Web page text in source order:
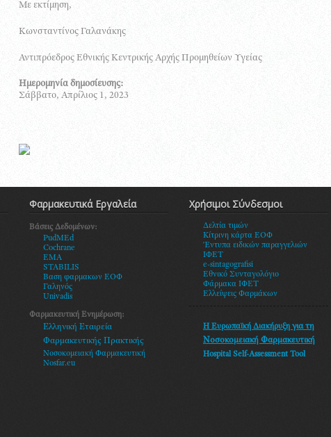
Με εκτίμηση,
Κωνσταντίνος Γαλανάκης
Αντιπρόεδρος Εθνικής Κεντρικής Αρχής Προμηθείων Υγείας
Ημερομηνία δημοσίευσης:
Σάββατο, Απρίλιος 1, 2023
Φαρμακευτικά Εργαλεία
Βάσεις Δεδομένων:
PudMEd
Cochrane
EMA
STABILIS
Βαση φαρμακων ΕΟΦ
Γαληνός
Univadis
Φαρμακευτική Ενημέρωση:
Ελληνική Εταιρεία
Φαρμακευτικής Πρακτικής
Νοσοκομειακή Φαρμακευτική
Nosfar.eu
Χρήσιμοι Σύνδεσμοι
Δελτία τιμών
Κίτρινη κάρτα ΕΟΦ
Έντυπα ειδικών παραγγελιών
ΙΦΕΤ
e-sintagografisi
Εθνικό Συνταγολόγιο
Φάρμακα ΙΦΕΤ
Ελλείψεις Φαρμάκων
Η Ευρωπαϊκή Διακήρυξη για τη
Νοσοκομειακή Φαρμακευτική
Hospital Self-Assessment Tool